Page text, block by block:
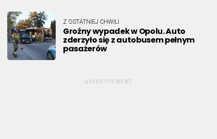
Z OSTATNIEJ CHWILI
Groźny wypadek w Opolu. Auto
zderzyło się z autobusem pełnym
pasażerów
ADVERTISEMENT